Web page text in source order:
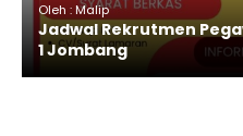
Oleh : Malip
Jadwal Rekrutmen
1 Jombang